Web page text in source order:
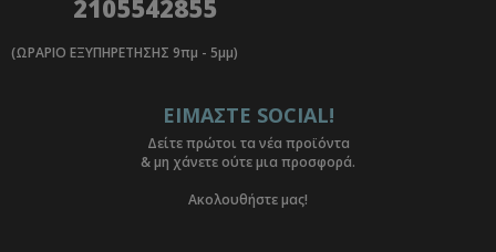
2105542855
(ΩΡΑΡΙΟ ΕΞΥΠΗΡΕΤΗΣΗΣ 9πμ - 5μμ)
ΕΙΜΑΣΤΕ SOCIAL!
Δείτε πρώτοι τα νέα προϊόντα
& μη χάνετε ούτε μια προσφορά.
Ακολουθήστε μας!